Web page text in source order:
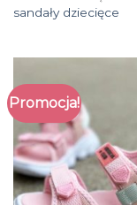
sandały dziecięce
Promocja!